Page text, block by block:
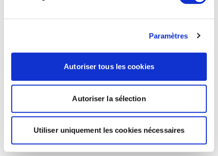
Paramètres
Autoriser tous les cookies
Autoriser la sélection
Utiliser uniquement les cookies nécessaires